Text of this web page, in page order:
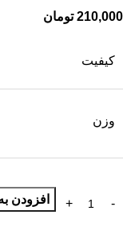
210,000 تومان
کیفیت
وزن
افزودن